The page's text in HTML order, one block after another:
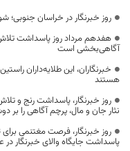
روز خبرنگار در خراسان جنوبی؛
هفدهم مرداد روز پاسداشت
آگاهی‌بخشی است
خبرنگاران، این طلایه‌داران
هستند
روز خبرنگار، پاسداشت رنج و
نثار جان و مال، پرچم آگاهی را
روز خبرنگار، فرصت مغتنمی
پاسداشت جایگاه والای خبرنگار